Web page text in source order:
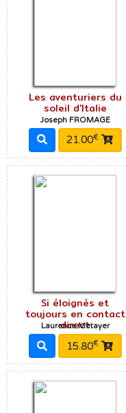
Les aventuriers du
soleil d'Italie
Joseph FROMAGE
21.00€
Si éloignés et
toujours en contact
direct
Laurence Metayer
15.80€